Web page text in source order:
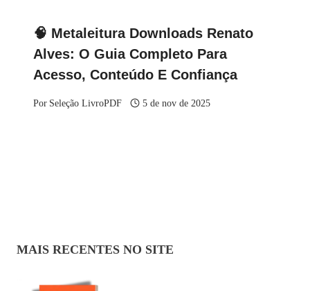
🧠 Metaleitura Downloads Renato
Alves: O Guia Completo Para
Acesso, Conteúdo E Confiança
Por Seleção LivroPDF 5 de nov de 2025
MAIS RECENTES NO SITE